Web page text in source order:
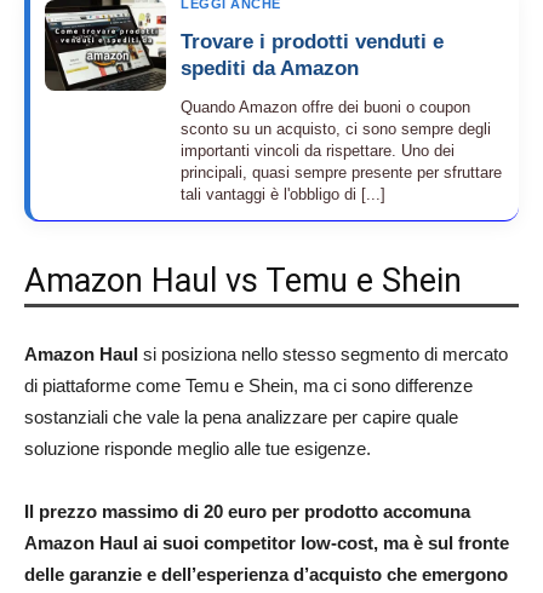
LEGGI ANCHE
Trovare i prodotti venduti e
spediti da Amazon
Quando Amazon offre dei buoni o coupon
sconto su un acquisto, ci sono sempre degli
importanti vincoli da rispettare. Uno dei
principali, quasi sempre presente per sfruttare
tali vantaggi è l'obbligo di [...]
Amazon Haul vs Temu e Shein
Amazon Haul si posiziona nello stesso segmento di mercato
di piattaforme come Temu e Shein, ma ci sono differenze
sostanziali che vale la pena analizzare per capire quale
soluzione risponde meglio alle tue esigenze.
Il prezzo massimo di 20 euro per prodotto accomuna
Amazon Haul ai suoi competitor low-cost, ma è sul fronte
delle garanzie e dell’esperienza d’acquisto che emergono